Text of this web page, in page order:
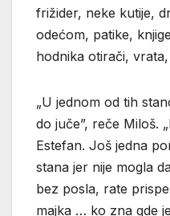
frižider, neke kutije,
odećom, patike,
hodnika otirači,
„U jednom od tih
do juče”, reče Miloš.
Estefan. Još jedna
stana jer nije mogla
bez posla, rate
majka … ko zna gde